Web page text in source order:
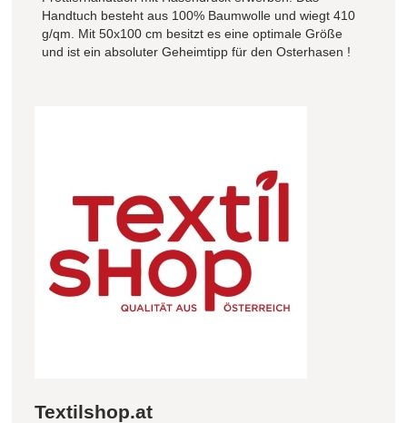
Handtuch besteht aus 100% Baumwolle und wiegt 410
g/qm. Mit 50x100 cm besitzt es eine optimale Größe
und ist ein absoluter Geheimtipp für den Osterhasen !
Textilshop.at